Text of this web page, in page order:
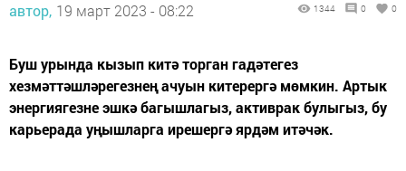
автор, 19 март 2023 - 08:22 1344 0 0
Буш урында кызып китә торган гадәтегез
хезмәттәшләрегезнең ачуын китерергә мөмкин. Артык
энергиягезне эшкә багышлагыз, активрак булыгыз, бу
карьерада уңышларга ирешергә ярдәм итәчәк.